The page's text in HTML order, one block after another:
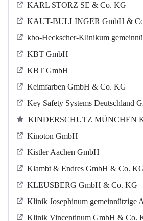
KARL STORZ SE & Co. KG
KAUT-BULLINGER GmbH &
kbo-Heckscher-Klinikum
KBT GmbH
KBT GmbH
Keimfarben GmbH & Co. KG
Key Safety Systems Deutschland
KINDERSCHUTZ MÜNCHEN
Kinoton GmbH
Kistler Aachen GmbH
Klambt & Endres GmbH & Co.
KLEUSBERG GmbH & Co. KG
Klinik Josephinum gemeinnützige
Klinik Vincentinum GmbH & Co.